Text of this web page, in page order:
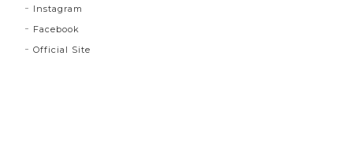
Instagram
Facebook
Official Site